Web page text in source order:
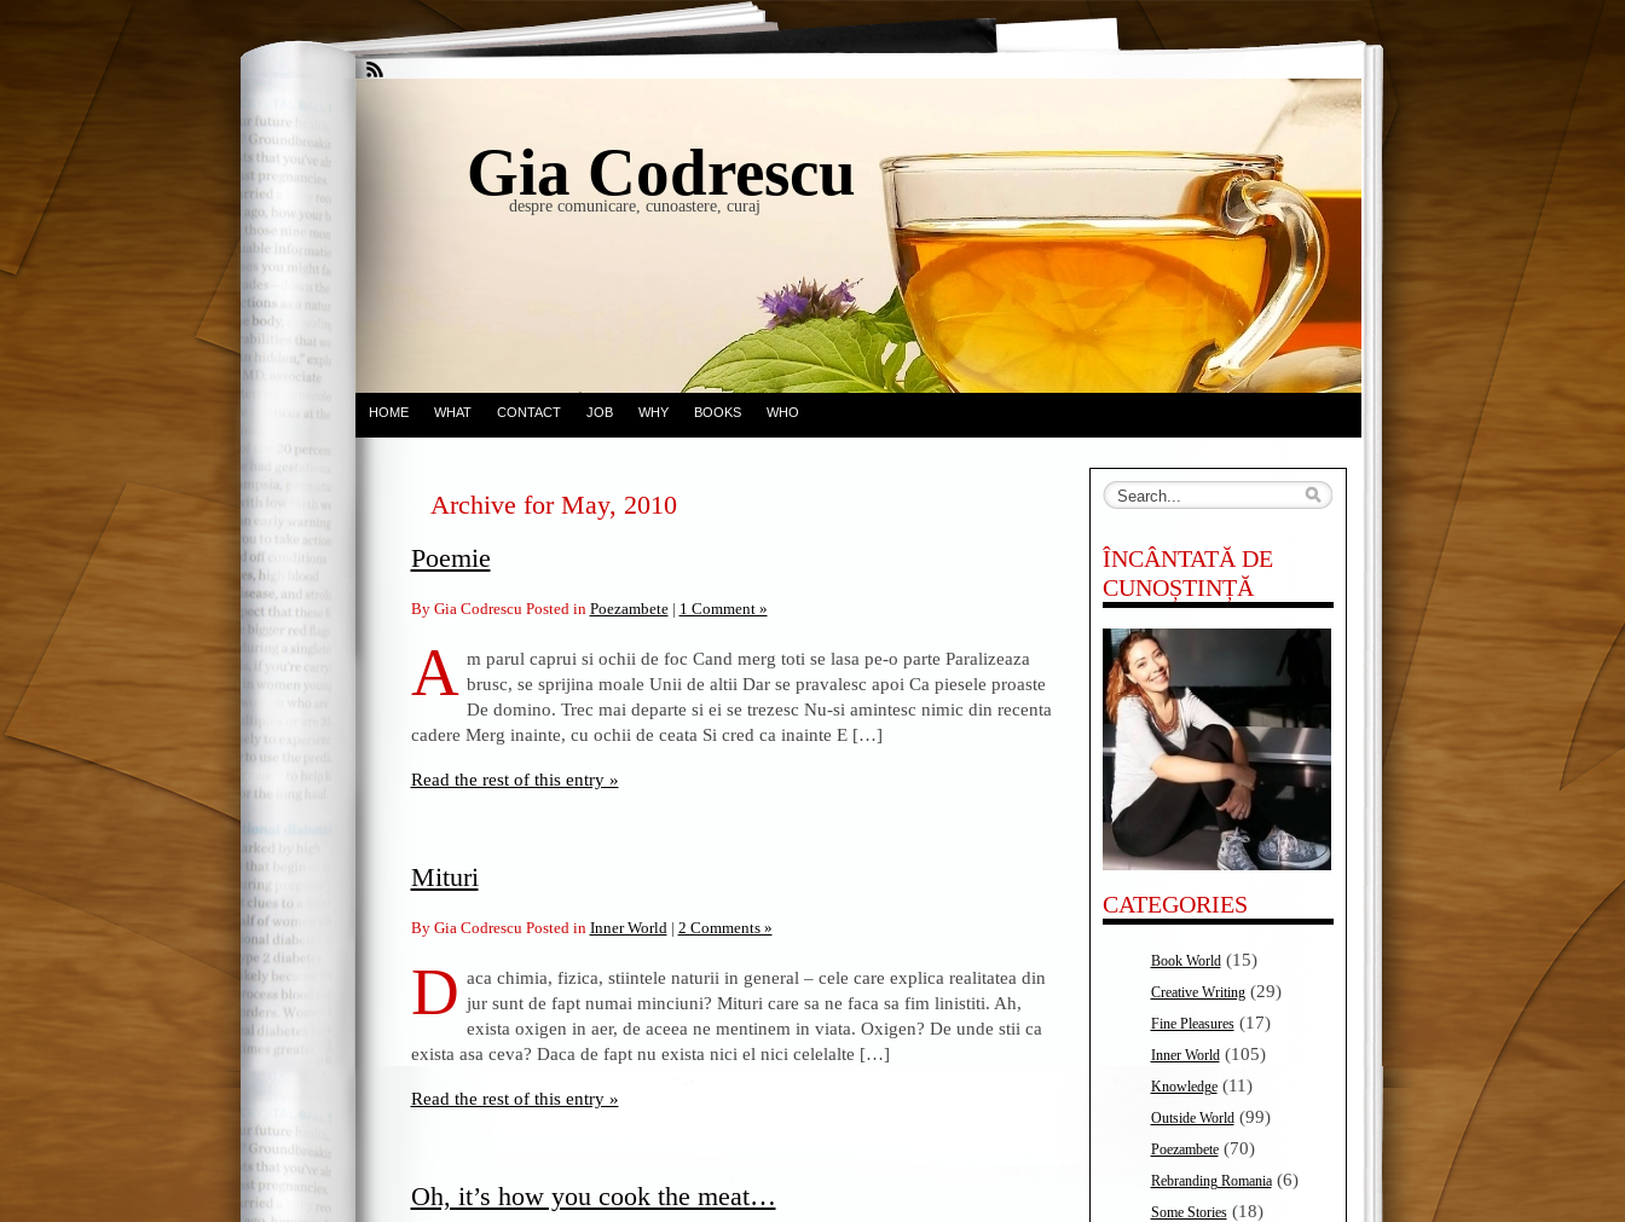
Gia Codrescu
despre comunicare, cunoastere, curaj
HOME WHAT CONTACT JOB WHY BOOKS WHO
Archive for May, 2010
Poemie
By Gia Codrescu Posted in Poezambete | 1 Comment »
A m parul caprui si ochii de foc Cand merg toti se lasa pe-o parte Paralizeaza
brusc, se sprijina moale Unii de altii Dar se pravalesc apoi Ca piesele proaste
De domino. Trec mai departe si ei se trezesc Nu-si amintesc nimic din recenta
cadere Merg inainte, cu ochii de ceata Si cred ca inainte E […]
Read the rest of this entry »
Mituri
By Gia Codrescu Posted in Inner World | 2 Comments »
D aca chimia, fizica, stiintele naturii in general – cele care explica realitatea din
jur sunt de fapt numai minciuni? Mituri care sa ne faca sa fim linistiti. Ah,
exista oxigen in aer, de aceea ne mentinem in viata. Oxigen? De unde stii ca
exista asa ceva? Daca de fapt nu exista nici el nici celelalte […]
Read the rest of this entry »
Oh, it’s how you cook the meat…
ÎNCÂNTATĂ DE
CUNOȘTINȚĂ
CATEGORIES
Book World(15)
Creative Writing(29)
Fine Pleasures(17)
Inner World(105)
Knowledge(11)
Outside World(99)
Poezambete(70)
Rebranding Romania(6)
Some Stories(18)